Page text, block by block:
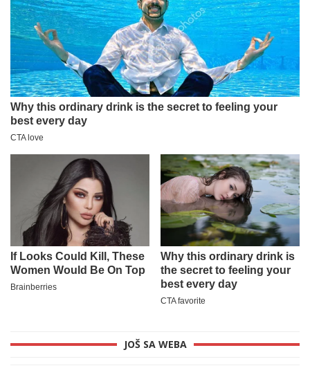
JOŠ SA WEBA